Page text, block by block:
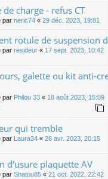
charge - refus CT
par neric74 « 29 déc. 2023, 19:01
rotule de suspension
par resideur « 17 sept. 2023, 10:42
galette ou kit anti-
par Philou 33 « 18 août 2023, 15:09
qui tremble
par Laura34 « 26 avr. 2023, 20:15
d'usure plaquette AV
par Shatou85 « 21 oct. 2022, 22:42